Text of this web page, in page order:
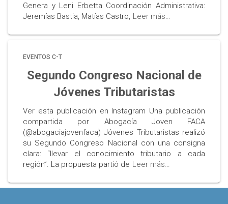
Genera y Leni Erbetta Coordinación Administrativa:
Jeremías Bastia, Matías Castro, Leer más…
EVENTOS C-T
Segundo Congreso Nacional de
Jóvenes Tributaristas
Ver esta publicación en Instagram Una publicación
compartida por Abogacía Joven FACA
(@abogaciajovenfaca) Jóvenes Tributaristas realizó
su Segundo Congreso Nacional con una consigna
clara: “llevar el conocimiento tributario a cada
región”. La propuesta partió de Leer más…